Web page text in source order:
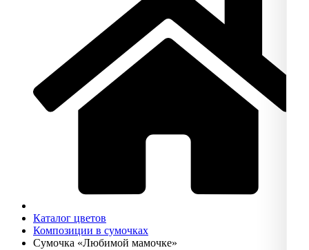
Каталог цветов
Композиции в сумочках
Сумочка «Любимой мамочке»